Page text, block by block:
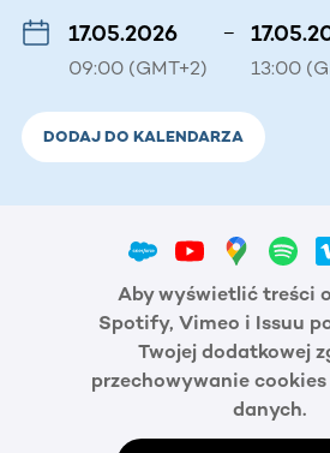
17.05.2026
09:00 (GMT+2)
–
13:00
DODAJ DO KALENDARZA
Aby wyświetlić treści
Spotify, Vimeo i Issuu
Twojej dodatkowej
przechowywanie
danych.